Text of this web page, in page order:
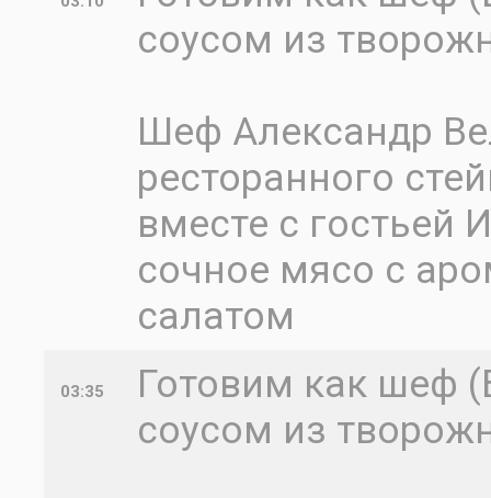
соусом из
Шеф Александр
ресторанного
вместе с гостьей
сочное мясо с
салатом
03:35
Готовим как шеф
соусом из